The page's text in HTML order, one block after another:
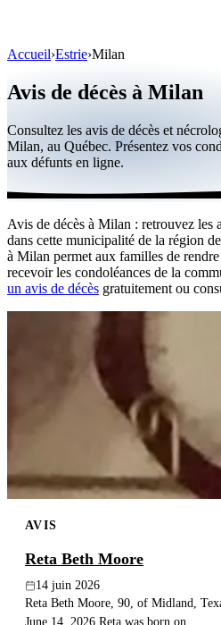
Personnalités publiques
Québec
Canada
International
Par région
Par ville
Publier un
Accueil›Estrie›Milan
Avis de décès à Milan
Consultez les avis de décès et
Milan, au Québec. Présentez vos
aux défunts en ligne.
Avis de décès à Milan : retrouvez les
dans cette municipalité de la région
à Milan permet aux familles de
recevoir les condoléances de la
un avis de décès gratuitement ou
AVIS
Reta Beth Moore
14 juin 2026
Reta Beth Moore, 90, of Midland,
June 14, 2026.Reta was born on...